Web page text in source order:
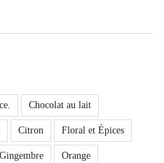
Chocolat au lait
Citron Floral et Épices
Gingembre Orange